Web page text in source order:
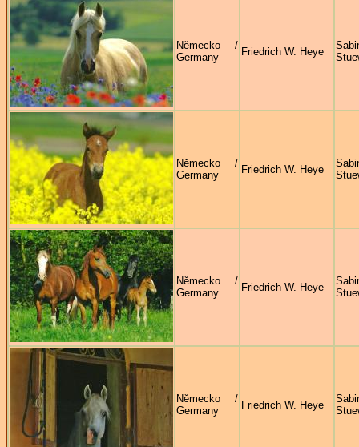
Německo /
Germany
Friedrich W. Heye
Německo /
Germany
Friedrich W. Heye
Německo /
Germany
Friedrich W. Heye
Německo /
Germany
Friedrich W. Heye